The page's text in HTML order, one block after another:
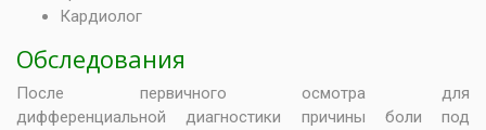
Кардиолог
Обследования
После первичного осмотра для
дифференциальной диагностики причины боли под